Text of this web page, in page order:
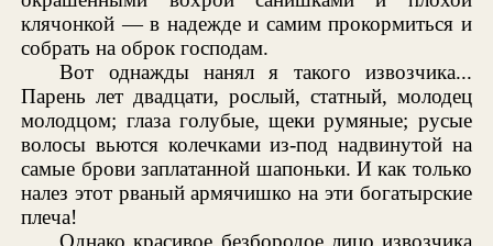
клячонкой — в надежде и самим прокормиться и
собрать на оброк господам.
Вот однажды нанял я такого извозчика...
Парень лет двадцати, рослый, статный, молодец
молодцом; глаза голубые, щеки румяные; русые
волосы вьются колечками из-под надвинутой на
самые брови заплатанной шапоньки. И как только
налез этот рваный армячишко на эти богатырские
плеча!
Однако красивое безбородое лицо извозчика